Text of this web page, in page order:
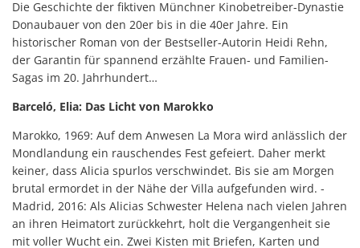
Die Geschichte der fiktiven Münchner Kinobetreiber-Dynastie
Donaubauer von den 20er bis in die 40er Jahre. Ein
historischer Roman von der Bestseller-Autorin Heidi Rehn,
der Garantin für spannend erzählte Frauen- und Familien-
Sagas im 20. Jahrhundert…
Barceló, Elia: Das Licht von Marokko
Marokko, 1969: Auf dem Anwesen La Mora wird anlässlich der
Mondlandung ein rauschendes Fest gefeiert. Daher merkt
keiner, dass Alicia spurlos verschwindet. Bis sie am Morgen
brutal ermordet in der Nähe der Villa aufgefunden wird. -
Madrid, 2016: Als Alicias Schwester Helena nach vielen Jahren
an ihren Heimatort zurückkehrt, holt die Vergangenheit sie
mit voller Wucht ein. Zwei Kisten mit Briefen, Karten und